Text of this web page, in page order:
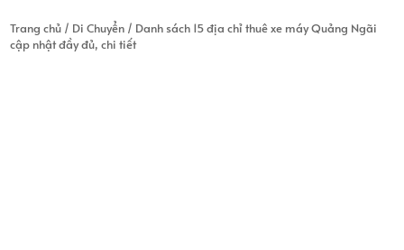
Trang chủ/ Di Chuyển/ Danh sách 15 địa chỉ thuê xe máy Quảng Ngãi
cập nhật đầy đủ, chi tiết